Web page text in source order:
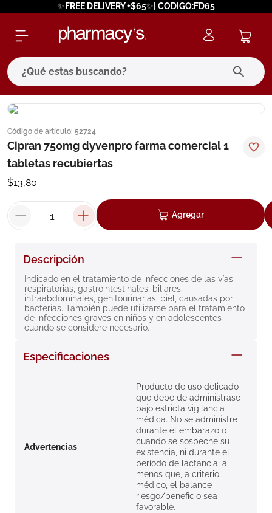
✨FREE DELIVERY +$65✨| CODIGO:FD65
¿Qué estas buscando?
Código de artículo: 52724
Cipran 750mg dyvenpro farma comercial 1
tabletas recubiertas
$13,80
Agregar
Descripción
Indicado en el tratamiento de infecciones de las vías
respiratorias, gastrointestinales, biliares,
intraabdominales, genitourinarias, piel, causadas por
bacterias. También puede utilizarse para el tratamiento
de infecciones graves en niños y en adolescentes
cuando se considere necesario.
Especificaciones
Advertencias
Producto de uso delicado
que debe de administrase
bajo estricta vigilancia
médica. No se administre
durante el embarazo o
cuando se sospeche su
existencia, ni durante el
período de lactancia, a
menos que, a criterio
médico, el balance
riesgo/beneficio sea
favorable.
términos más buscados
1. eucerin
protector solar
3
cerave
7. isdin
8. roche posay
9. megacistin
10. pañales